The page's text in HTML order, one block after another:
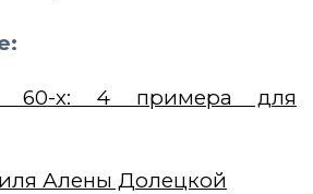
60-х: 4 примера для
Алены Долецкой